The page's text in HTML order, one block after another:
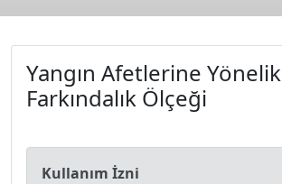
Yangın Afetlerine Yönelik
Farkındalık Ölçeği
Kullanım İzni